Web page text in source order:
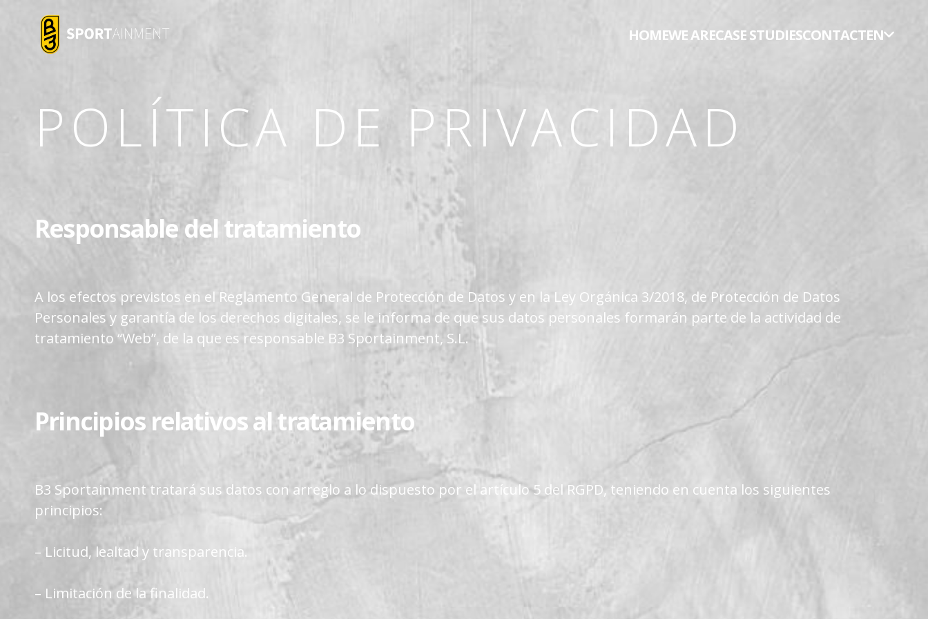
HOMEWE ARECASE STUDIESCONTACTEN
POLÍTICA DE PRIVACIDAD
Responsable del tratamiento
A los efectos previstos en el Reglamento General de Protección de Datos y en la Ley Orgánica 3/2018, de Protección de Datos
Personales y garantía de los derechos digitales, se le informa de que sus datos personales formarán parte de la actividad de
tratamiento “Web”, de la que es responsable B3 Sportainment, S.L.
Principios relativos al tratamiento
B3 Sportainment tratará sus datos con arreglo a lo dispuesto por el artículo 5 del RGPD, teniendo en cuenta los siguientes
principios:
– Licitud, lealtad y transparencia.
– Limitación de la finalidad.